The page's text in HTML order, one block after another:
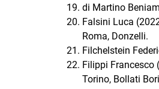
di Martino
Falsini Luca
Roma, Donzelli.
Filchelstein
Filippi Francesco
Torino, Bollati